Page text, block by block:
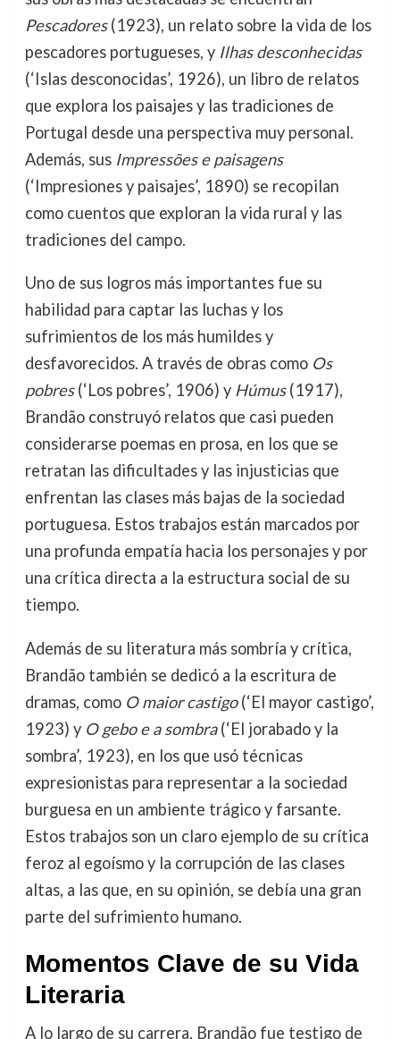
Pescadores(1923), un relato sobre la vida de los
pescadores portugueses, y Ilhas desconhecidas
(‘Islas desconocidas’, 1926), un libro de relatos
que explora los paisajes y las tradiciones de
Portugal desde una perspectiva muy personal.
Además, sus Impressões e paisagens
(‘Impresiones y paisajes’, 1890) se recopilan
como cuentos que exploran la vida rural y las
tradiciones del campo.
Uno de sus logros más importantes fue su
habilidad para captar las luchas y los
sufrimientos de los más humildes y
desfavorecidos. A través de obras como Os
pobres(‘Los pobres’, 1906) y Húmus(1917),
Brandão construyó relatos que casi pueden
considerarse poemas en prosa, en los que se
retratan las dificultades y las injusticias que
enfrentan las clases más bajas de la sociedad
portuguesa. Estos trabajos están marcados por
una profunda empatía hacia los personajes y por
una crítica directa a la estructura social de su
tiempo.
Además de su literatura más sombría y crítica,
Brandão también se dedicó a la escritura de
dramas, como O maior castigo(‘El mayor castigo’,
1923) y O gebo e a sombra(‘El jorabado y la
sombra’, 1923), en los que usó técnicas
expresionistas para representar a la sociedad
burguesa en un ambiente trágico y farsante.
Estos trabajos son un claro ejemplo de su crítica
feroz al egoísmo y la corrupción de las clases
altas, a las que, en su opinión, se debía una gran
parte del sufrimiento humano.
Momentos Clave de su Vida
Literaria
A lo largo de su carrera, Brandão fue testigo de